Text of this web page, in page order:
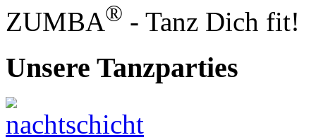
ZUMBA® - Tanz Dich fit!
Unsere Tanzparties